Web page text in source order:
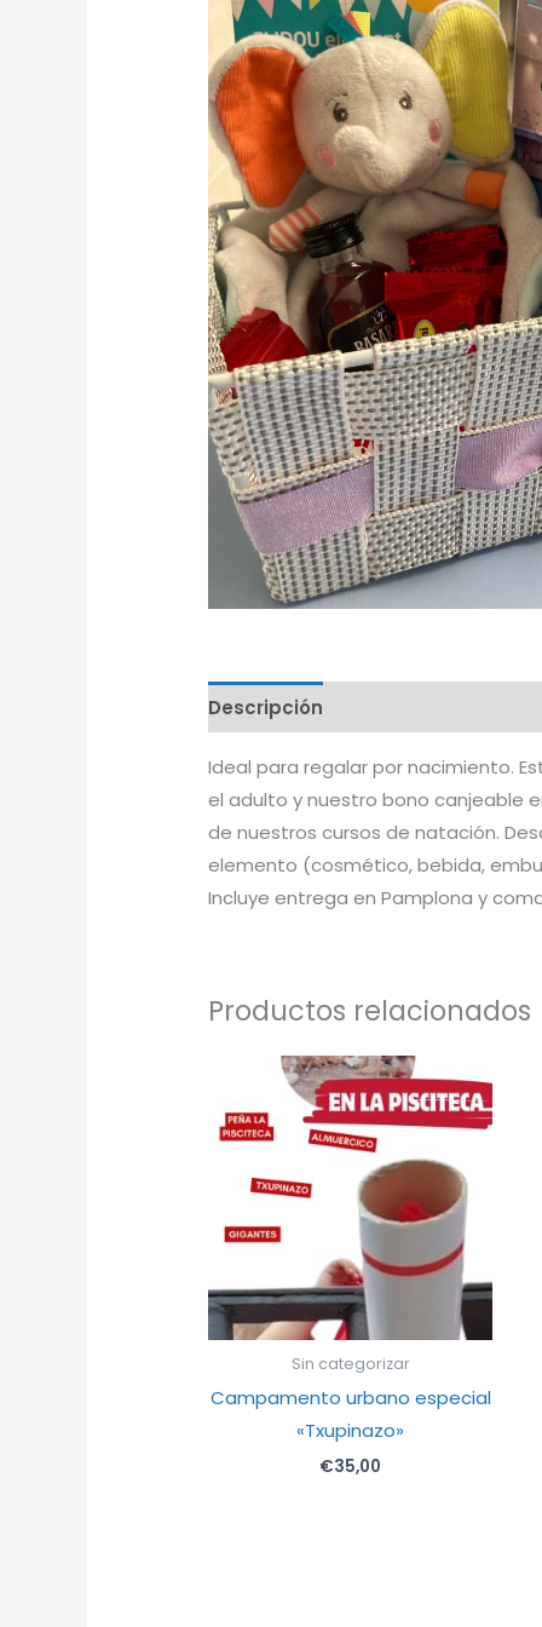
Descripción
Ideal para regalar por nacimiento.
el adulto y nuestro bono canjeable
de nuestros cursos de natación.
elemento (cosmético, bebida,
Incluye entrega en Pamplona y
Productos relacionados
Sin categorizar
Campamento urbano especial
«Txupinazo»
€35,00